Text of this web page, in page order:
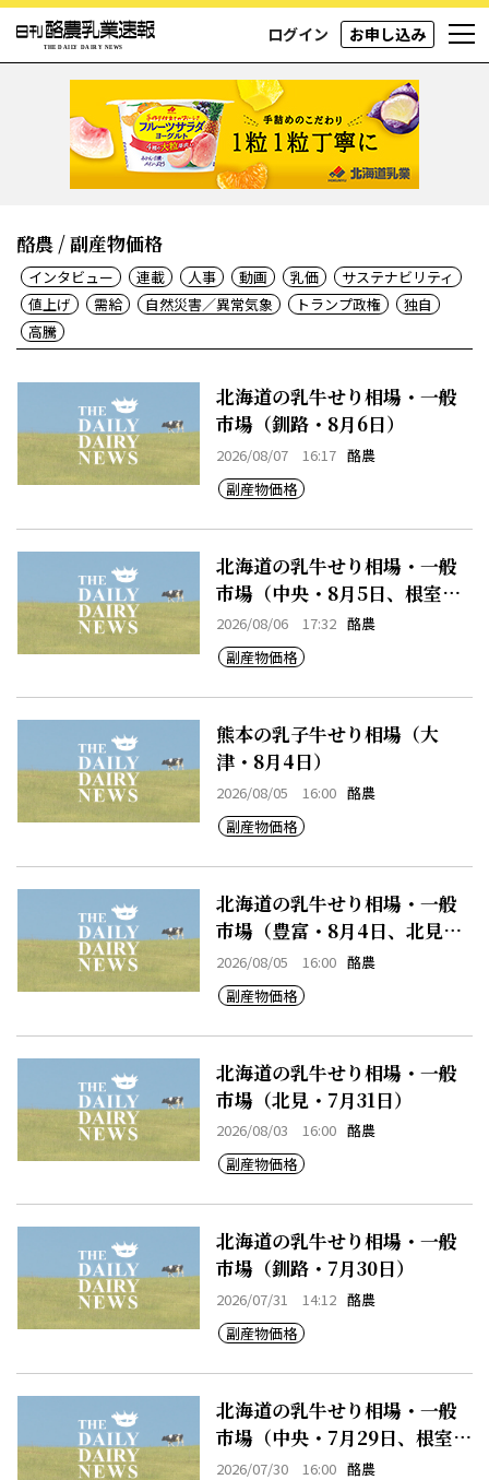
ログイン お申し込み
酪農 / 副産物価格
インタビュー 連載 人事 動画 乳価
サステナビリティ
値上げ
需給 自然災害／異常気象 トランプ政権
独自
高騰
北海道の乳牛せり相場・一般
市場（釧路・8月6日）
2026/08/07 16:17 酪農
副産物価格
北海道の乳牛せり相場・一般
市場（中央・8月5日、根室・8
月5日）
2026/08/06 17:32 酪農
副産物価格
熊本の乳子牛せり相場（大
津・8月4日）
2026/08/05 16:00 酪農
副産物価格
北海道の乳牛せり相場・一般
市場（豊富・8月4日、北見・8
月4日、早来・8月4日）
2026/08/05 16:00 酪農
副産物価格
北海道の乳牛せり相場・一般
市場（北見・7月31日）
2026/08/03 16:00 酪農
副産物価格
北海道の乳牛せり相場・一般
市場（釧路・7月30日）
2026/07/31 14:12 酪農
副産物価格
北海道の乳牛せり相場・一般
市場（中央・7月29日、根室・
7月29日）
2026/07/30 16:00 酪農